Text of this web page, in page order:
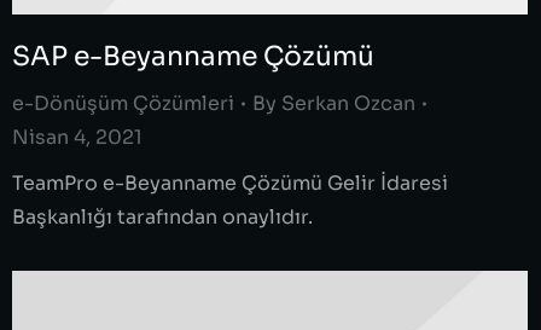
SAP e-Beyanname Çözümü
e-Dönüşüm Çözümleri By Serkan Ozcan
Nisan 4, 2021
TeamPro e-Beyanname Çözümü Gelir İdaresi
Başkanlığı tarafından onaylıdır.